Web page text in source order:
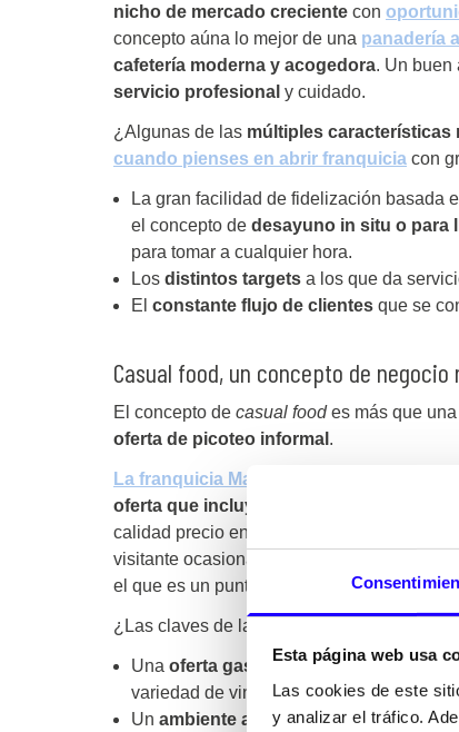
Esta página web usa
Las cookies de este
y analizar el tráfico.
nicho de mercado creciente con
concepto aúna lo mejor de una panadería
cafetería moderna y acogedora. Un buen
servicio profesional y cuidado.
¿Algunas de las múltiples características
cuando pienses en abrir franquicia con
La gran facilidad de fidelización basada
el concepto de desayuno in situ o para
para tomar a cualquier hora.
Los distintos targets a los que da
El constante flujo de clientes que se
Casual food, un concepto de
El concepto de casual foodes más que una
oferta de picoteo informal .
La franquicia MasQueMenos
oferta que incluye una apuesta ganadora
calidad precio en su oferta de
visitante ocasional deseoso de disfrutar de
el que es un punto de reunión ineludible en
¿Las claves de la
Una oferta gastronómica saludable y
variedad de vinos y cervezas.
Un ambiente agradablecon buen flujo